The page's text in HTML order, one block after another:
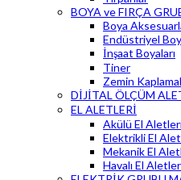
BOYA ve FIRÇA
Boya
Endüstriyel
İnşaat Boyaları
Tiner
Zemin
DİJİTAL ÖLÇÜM
EL ALETLERİ
Akülü El
Elektrikli El
Mekanik El
Havalı El